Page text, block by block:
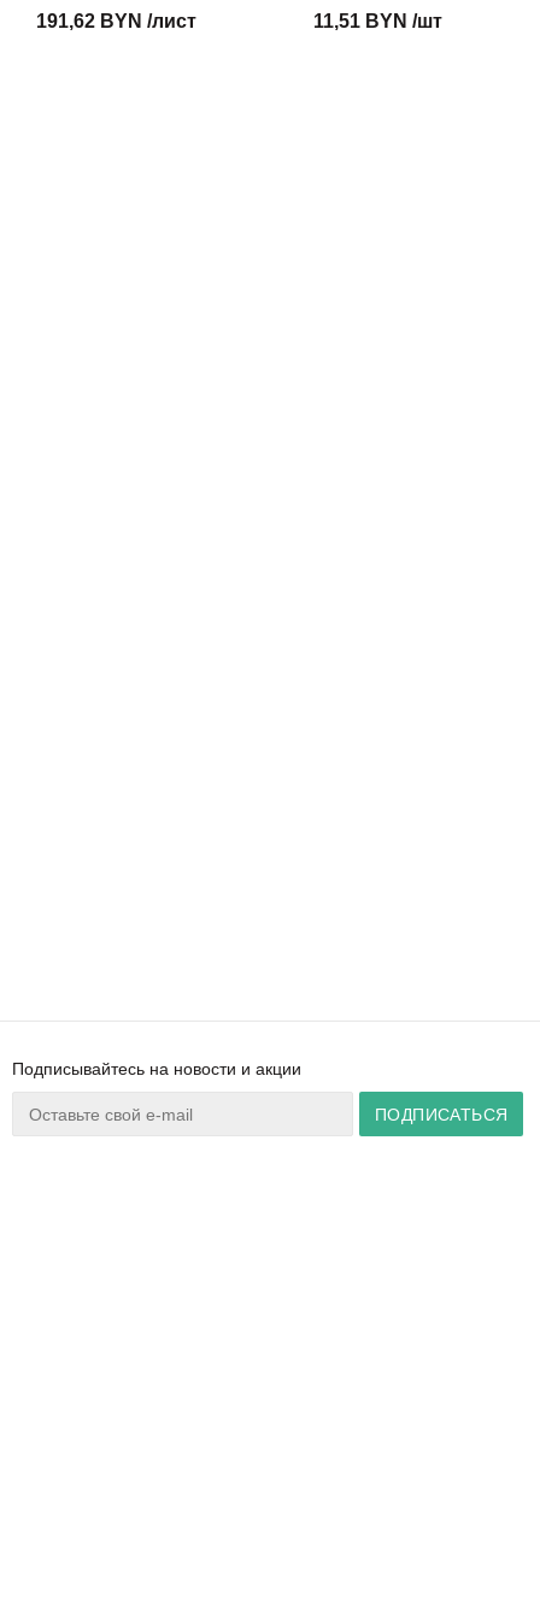
191,62 BYN /лист 11,51 BYN /шт
Подписывайтесь на новости и акции